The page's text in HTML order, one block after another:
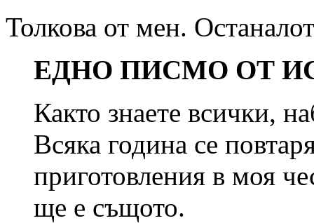
Толкова от мен.
ЕДНО ПИСМО ОТ
Както знаете всички,
Всяка година се
приготовления в моя
ще е същото.